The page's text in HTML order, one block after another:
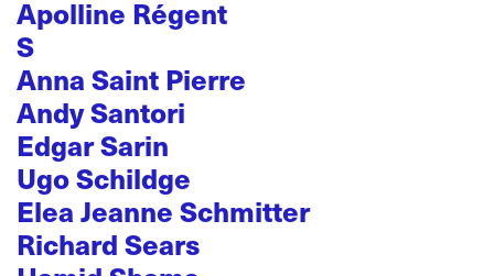
Apolline Régent
S
Anna Saint Pierre
Andy Santori
Edgar Sarin
Ugo Schildge
Elea Jeanne Schmitter
Richard Sears